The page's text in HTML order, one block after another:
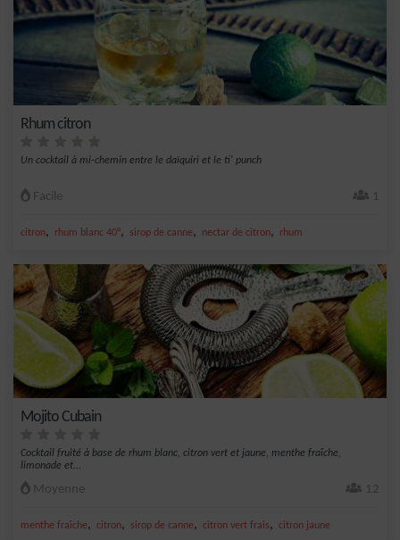
Rhum citron
Un cocktail à mi-chemin entre le daïquiri et le ti' punch
Facile 1
citron, rhum blanc 40°, sirop de canne, nectar de citron, rhum
Mojito Cubain
Cocktail fruité à base de rhum blanc, citron vert et jaune, menthe fraîche,
limonade et...
Moyenne 12
menthe fraîche, citron, sirop de canne, citron vert frais, citron jaune